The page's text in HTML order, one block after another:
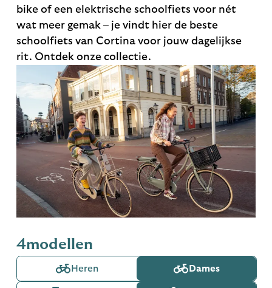
bike of een elektrische schoolfiets voor nét
wat meer gemak – je vindt hier de beste
schoolfiets van Cortina voor jouw dagelijkse
rit. Ontdek onze collectie.
4modellen
Heren Dames